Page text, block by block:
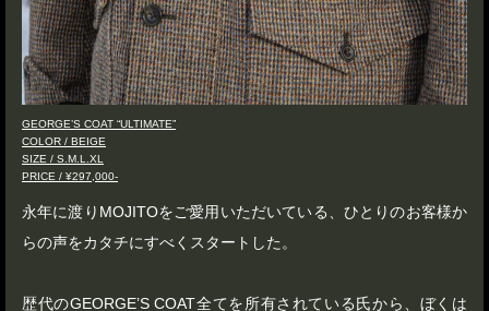
GEORGE’S COAT “ULTIMATE”
COLOR / BEIGE
SIZE / S.M.L.XL
PRICE / ¥297,000-
永年に渡りMOJITOをご愛用いただいている、ひとりのお客様か
らの声をカタチにすべくスタートした。
歴代のGEORGE’S COAT全てを所有されている氏から、ぼくは